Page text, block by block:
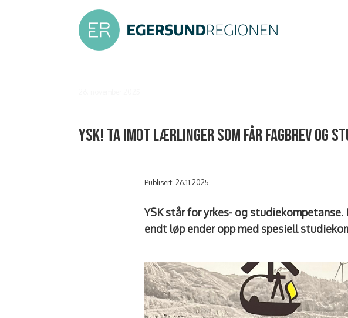
YSK! Ta imot lærlinger som får fagbrev og
Publisert: 26.11.2025
YSK står for yrkes- og
endt løp ender opp med spesiell